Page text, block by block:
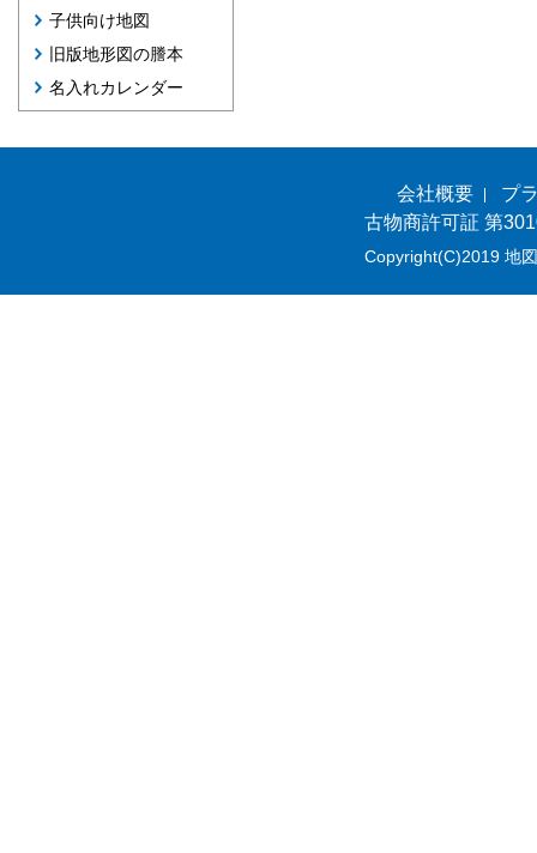
子供向け地図
旧版地形図の謄本
名入れカレンダー
会社概要
プ
古物商許可証 第
Copyright(C)2019 地